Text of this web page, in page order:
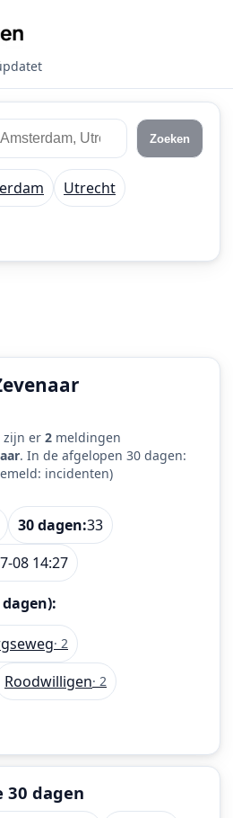
Zoeken
Utrecht
zijn er 2 meldingen
. In de afgelopen 30 dagen:
incidenten)
30 dagen:33
08 14:27
· 2
Roodwilligen· 2
dagen